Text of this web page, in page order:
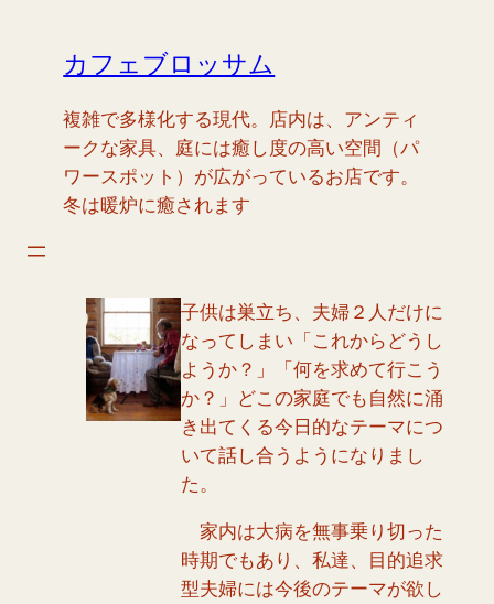
カフェブロッサム
複雑で多様化する現代。店内は、アンティ
ークな家具、庭には癒し度の高い空間（パ
ワースポット）が広がっているお店です。
冬は暖炉に癒されます
子供は巣立ち、夫婦２人だけに
なってしまい「これからどうし
ようか？」「何を求めて行こう
か？」どこの家庭でも自然に涌
き出てくる今日的なテーマにつ
いて話し合うようになりまし
た。
家内は大病を無事乗り切った
時期でもあり、私達、目的追求
型夫婦には今後のテーマが欲し